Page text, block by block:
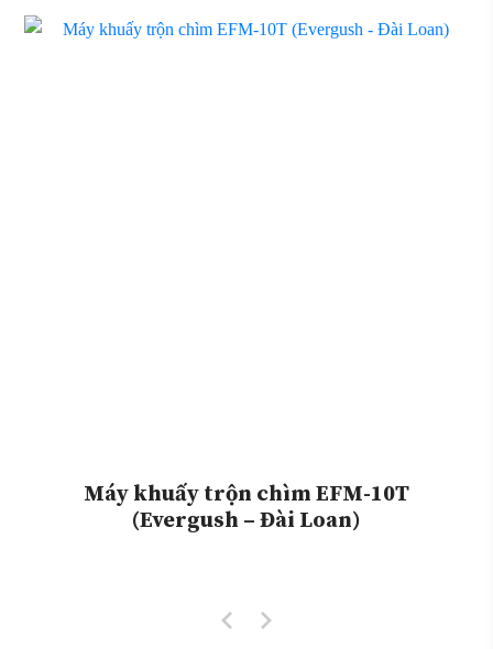
Máy khuấy trộn chìm EFM-10T
(Evergush – Đài Loan)